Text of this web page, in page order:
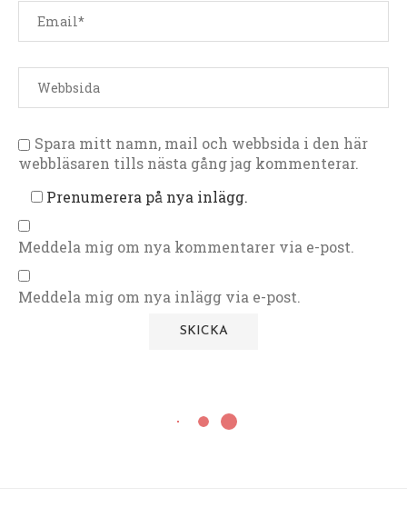
Spara mitt namn, mail och webbsida i den här
webbläsaren tills nästa gång jag kommenterar.
Prenumerera på nya inlägg.
Meddela mig om nya kommentarer via e-post.
Meddela mig om nya inlägg via e-post.